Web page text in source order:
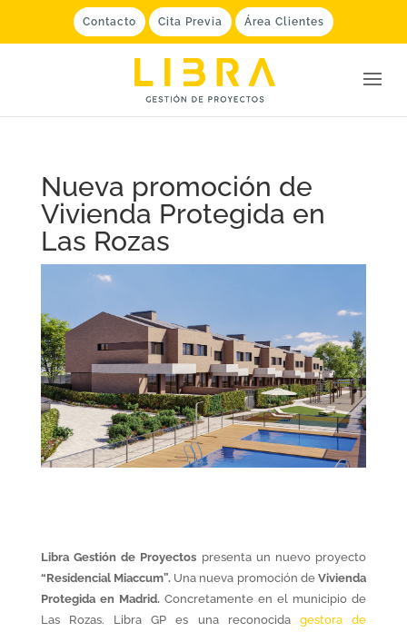
Contacto Cita Previa Área Clientes
Nueva promoción de
Vivienda Protegida en
Las Rozas
Libra Gestión de Proyectos presenta un nuevo proyecto
“Residencial Miaccum”. Una nueva promoción deVivienda
Protegida en Madrid. Concretamente en el municipio de
Las Rozas. Libra GP es una reconocidagestora de